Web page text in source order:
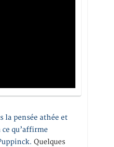
la pensée athée et
qu’affirme
Quelques